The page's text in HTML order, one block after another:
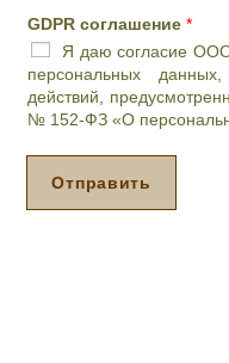
р
е
п
и
с
*
GDPR соглашение*
Я даю согласие
персональных
действий,
№ 152-ФЗ «О
Отправить